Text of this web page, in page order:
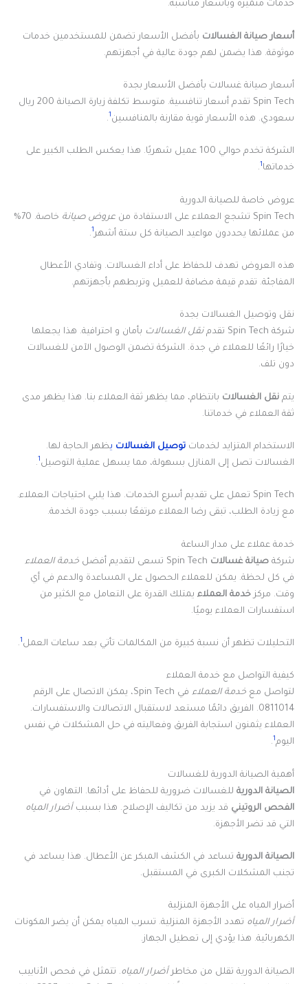
خدمات متميزة وبأسعار مناسبة.
أسعار صيانة الغسالات بأفضل الأسعار تضمن للمستخدمين خدمات
موثوقة. هذا يضمن لهم جودة عالية في أجهزتهم.
أسعار صيانة غسالات بأفضل الأسعار بجدة
Spin Tech تقدم أسعار تنافسية. متوسط تكلفة زيارة الصيانة 200 ريال
سعودي. هذه الأسعار قوية مقارنة بالمنافسين1
.
الشركة تخدم حوالي 100 عميل شهريًا. هذا يعكس الطلب الكبير على
خدماتها1
.
عروض خاصة للصيانة الدورية
Spin Tech تشجع العملاء على الاستفادة من
عروض صيانة
خاصة. 70%
من عملائها يحددون مواعيد الصيانة كل ستة أشهر 1
.
هذه العروض تهدف للحفاظ على أداء الغسالات. وتفادي الأعطال
المفاجئة. تقدم قيمة مضافة للعميل وتربطهم بأجهزتهم.
نقل وتوصيل الغسالات بجدة
شركة Spin Tech تقدم
نقل الغسالات بأمان و احترافية. هذا يجعلها
خيارًا رائعًا للعملاء في جدة. الشركة تضمن الوصول الآمن للغسالات
دون تلف.
يتم نقل الغسالات بانتظام، مما يظهر ثقة العملاء بنا. هذا يظهر مدى
ثقة العملاء في خدماتنا.
الاستخدام المتزايد لخدمات توصيل الغسالات يظهر الحاجة لها.
الغسالات تصل إلى المنازل بسهولة، مما يسهل عملية التوصيل1
.
Spin Tech تعمل على تقديم أسرع الخدمات. هذا يلبي احتياجات العملاء.
مع زيادة الطلب، تبقى رضا العملاء مرتفعًا بسبب جودة الخدمة.
خدمة عملاء على مدار الساعة
شركة صيانة غسالات
خدمة العملاء
في كل لحظة. يمكن للعملاء الحصول على المساعدة والدعم في أي
وقت. مركز خدمة العملاء يمتلك القدرة على التعامل مع الكثير من
استفسارات العملاء يوميًا.
التحليلات تظهر أن نسبة كبيرة من المكالمات تأتي بعد ساعات العمل1
.
كيفية التواصل مع خدمة العملاء
لتواصل مع خدمة العملاء
في Spin Tech، يمكن الاتصال على الرقم
0811014. الفريق دائمًا مستعد لاستقبال الاتصالات والاستفسارات.
العملاء يثمنون استجابة الفريق وفعاليته في حل المشكلات في نفس
اليوم1
.
أهمية الصيانة الدورية للغسالات
الصيانة الدورية للغسالات ضرورية للحفاظ على أدائها. التهاون في
الفحص الروتيني قد يزيد من تكاليف الإصلاح. هذا بسبب أضرار المياه
التي قد تضر الأجهزة.
الصيانة الدورية تساعد في الكشف المبكر عن الأعطال. هذا يساعد في
تجنب المشكلات الكبرى في المستقبل.
أضرار المياه على الأجهزة المنزلية
أضرار المياه تهدد الأجهزة المنزلية. تسرب المياه يمكن أن يضر المكونات
الكهربائية. هذا يؤدي إلى تعطيل الجهاز.
الصيانة الدورية تقلل من مخاطر أضرار المياه. تتمثل في فحص الأنابيب